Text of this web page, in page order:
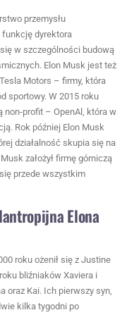
przemysłu
funkcję dyrektora
w szczególności budową
Elon Musk jest też
Motors – firmy, która
sportowy. W 2015 roku
non-profit – OpenAl, która w
Rok później Elon Musk
działalność skupia się na
założył firmę górniczą
przede wszystkim
Elona
roku ożenił się z Justine
bliźniaków Xaviera i
oraz Kai. Ich pierwszy syn,
kilka tygodni po